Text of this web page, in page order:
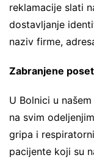
reklamacije slati
dostavljanje
naziv firme,
Zabranjene
U Bolnici u
na svim
gripa i
pacijente koji su